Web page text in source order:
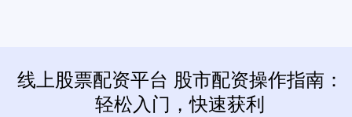
线上股票配资平台 股市配资操作指南：
轻松入门，快速获利